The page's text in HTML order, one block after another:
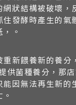
網狀結構被破壞，
住發酵時產生的氣
。
重新餵養新的養分
供菌種養分，那
能因無法再生新的